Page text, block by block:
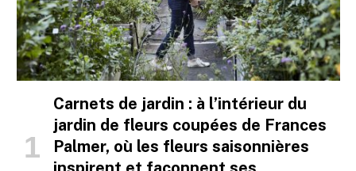
Carnets de jardin : à l’intérieur du
jardin de fleurs coupées de Frances
Palmer, où les fleurs saisonnières